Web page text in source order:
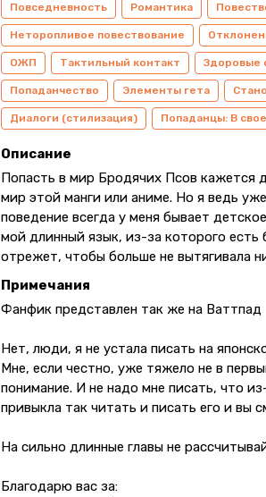
Повседневность Романтика
Неторопливое повествование
ОЖП Тактильный контакт Здоровые
Попаданчество Элементы гета
Диалоги (стилизация) Попаданцы: В
Описание
Попасть в мир Бродячих Псов кажется
мир этой манги или аниме. Но я ведь
поведение всегда у меня бывает
мой длинный язык, из-за которого
отрежет, чтобы больше не
Примечания
Фанфик представлен так же на Ваттпад
Нет, люди, я не устала писать на
Мне, если честно, уже тяжело не в
понимание. И не надо мне писать, что
привыкла так читать и писать его и вы
На сильно длинные главы не
Благодарю вас за: